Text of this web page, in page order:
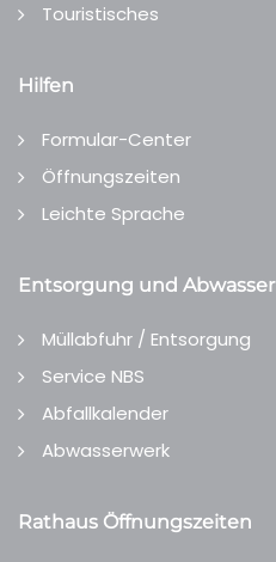
Touristisches
Hilfen
Formular-Center
Öffnungszeiten
Leichte Sprache
Entsorgung und Abwasser
Müllabfuhr / Entsorgung
Service NBS
Abfallkalender
Abwasserwerk
Rathaus Öffnungszeiten